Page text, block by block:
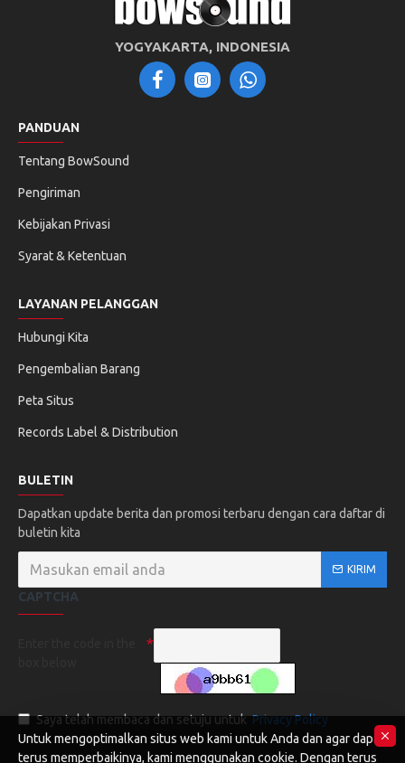
YOGYAKARTA, INDONESIA
PANDUAN
Tentang BowSound
Pengiriman
Kebijakan Privasi
Syarat & Ketentuan
LAYANAN PELANGGAN
Hubungi Kita
Pengembalian Barang
Peta Situs
Records Label & Distribution
BULETIN
Dapatkan update berita dan promosi terbaru dengan cara daftar di
buletin kita
KIRIM
CAPTCHA
Saya telah membaca dan setuju untukPrivacy Policy
Untuk mengoptimalkan situs web kami untuk Anda dan agar dapat
terus memperbaikinya, kami menggunakan cookie. Dengan terus